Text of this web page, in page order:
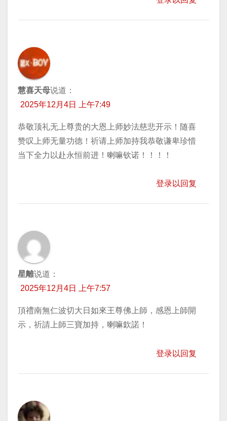
慧喜天母说道：
2025年12月4日 上午7:49
恭敬顶礼无上尊贵的大恩上师妙法慈悲开示！随喜
赞叹上师无量功德！祈请上师加持我恭敬谦卑珍惜
当下全力以赴永恒前进！喇嘛钦诺！！！！
登录以回复
星離说道：
2025年12月4日 上午7:57
頂禮南無仁波切大日如來王尊佛上師，感恩上師開
示，祈請上師三寶加持，喇嘛欽諾！
登录以回复